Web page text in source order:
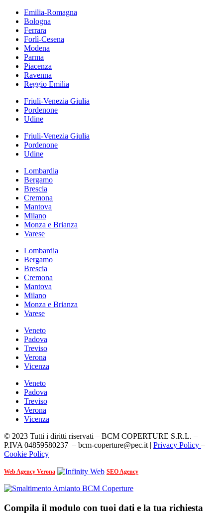
Emilia-Romagna
Bologna
Ferrara
Forlì-Cesena
Modena
Parma
Piacenza
Ravenna
Reggio Emilia
Friuli-Venezia Giulia
Pordenone
Udine
Friuli-Venezia Giulia
Pordenone
Udine
Lombardia
Bergamo
Brescia
Cremona
Mantova
Milano
Monza e Brianza
Varese
Lombardia
Bergamo
Brescia
Cremona
Mantova
Milano
Monza e Brianza
Varese
Veneto
Padova
Treviso
Verona
Vicenza
Veneto
Padova
Treviso
Verona
Vicenza
© 2023 Tutti i diritti riservati – BCM COPERTURE S.R.L. –
P.IVA 04859580237 – bcm-coperture@pec.it | Privacy Policy –
Cookie Policy
Web Agency Verona SEO Agency
Compila il modulo con tuoi dati e la tua richiesta